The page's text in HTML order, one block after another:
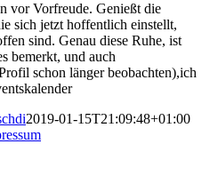
vor Vorfreude. Genießt die
sich jetzt hoffentlich einstellt,
sind. Genau diese Ruhe, ist
bemerkt, und auch
schon länger beobachten),ich
2019-01-15T21:09:48+01:00